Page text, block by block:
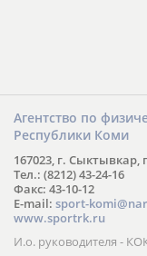
Агентство по
Республики Коми
167023, г.
Тел.: (8212) 43-24-16
Факс: 43-10-12
E-mail: sport-
www.sportrk.ru
И.о. руководителя -